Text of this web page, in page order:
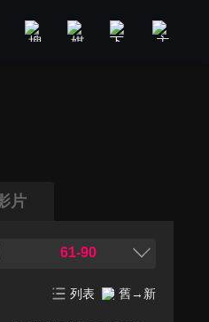
食旅遊 新聞政論
片
61-90
列表 舊→新